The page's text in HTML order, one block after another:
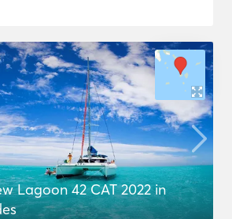
Lagoon 42 CAT 2022 in